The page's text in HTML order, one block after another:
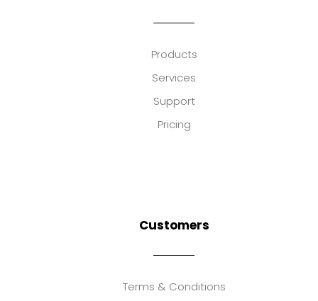
Products
Services
Support
Pricing
Customers
Terms & Conditions